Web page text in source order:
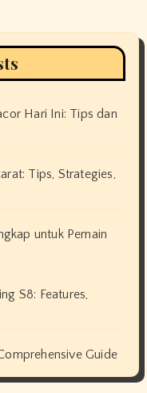
Hari Ini: Tips dan
Tips, Strategies,
untuk Pemain
S8: Features,
Guide